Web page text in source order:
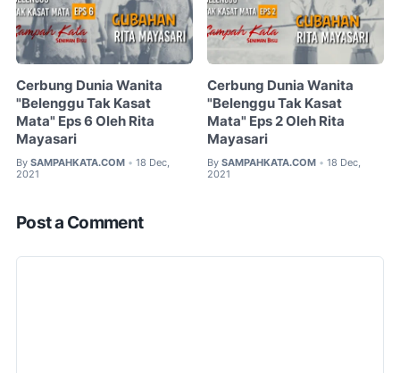
Cerbung Dunia Wanita
"Belenggu Tak Kasat
Mata" Eps 6 Oleh Rita
Mayasari
By SAMPAHKATA.COM • 18 Dec,
2021
Cerbung Dunia Wanita
"Belenggu Tak Kasat
Mata" Eps 2 Oleh Rita
Mayasari
By SAMPAHKATA.COM • 18 Dec,
2021
Post a Comment